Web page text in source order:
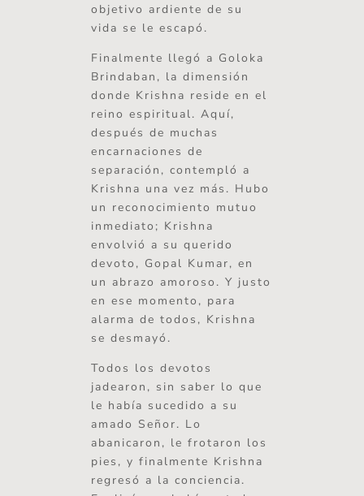
objetivo ardiente de su
vida se le escapó.
Finalmente llegó a Goloka
Brindaban, la dimensión
donde Krishna reside en el
reino espiritual. Aquí,
después de muchas
encarnaciones de
separación, contempló a
Krishna una vez más. Hubo
un reconocimiento mutuo
inmediato; Krishna
envolvió a su querido
devoto, Gopal Kumar, en
un abrazo amoroso. Y justo
en ese momento, para
alarma de todos, Krishna
se desmayó.
Todos los devotos
jadearon, sin saber lo que
le había sucedido a su
amado Señor. Lo
abanicaron, le frotaron los
pies, y finalmente Krishna
regresó a la conciencia.